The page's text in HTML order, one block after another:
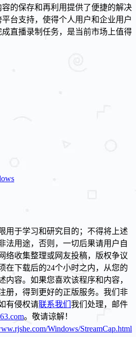
的保存和再利用提供了便捷的解决
台支持，使得个人用户和企业用户
直播录制任务，是当前市场上值得
用于学习和研究目的；不得将上述
法用途，否则，一切后果请用户自
络收集整理或网友投稿，版权争议
在下载后的24个小时之内，从您的
内容。如果您喜欢该程序和内容，
册，得到更好的正版服务。我们非
有侵权请联系我们 我们处理，邮件
。敬请谅解！
Windows/StreamCap.html